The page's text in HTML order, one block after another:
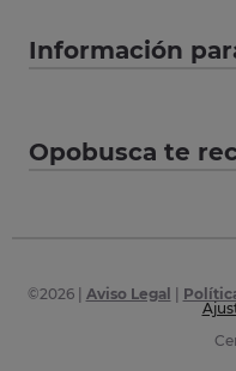
Información
Opobusca te
©2026| Aviso Legal